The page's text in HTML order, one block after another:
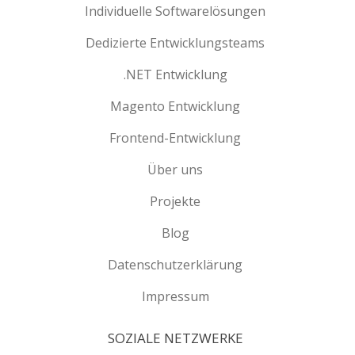
Individuelle Softwarelösungen
Dedizierte Entwicklungsteams
.NET Entwicklung
Magento Entwicklung
Frontend-Entwicklung
Über uns
Projekte
Blog
Datenschutzerklärung
Impressum
SOZIALE NETZWERKE